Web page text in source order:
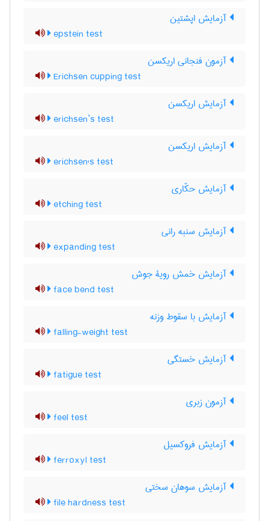
آزمایش اپشتین
epstein test
آزمون فنجانی اریکسن
Erichsen cupping test
آزمایش اریکسن
erichsen’s test
آزمایش اریکسن
erichsen's test
آزمایش حکّاری
etching test
آزمایش سنبه رانی
expanding test
آزمایش خمش رویۀ جوش
face bend test
آزمایش با سقوط وزنه
falling-weight test
آزمایش خستگی
fatigue test
آزمون زبری
feel test
آزمایش فروکسیل
ferroxyl test
آزمایش سوهان سختی
file hardness test